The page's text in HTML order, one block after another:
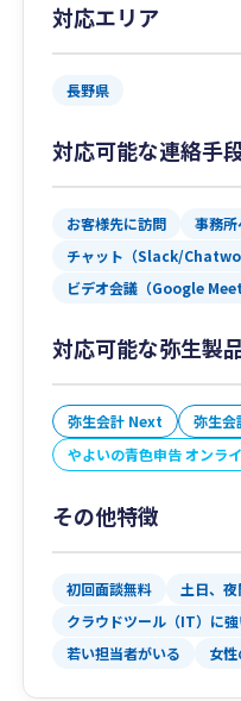
対応エリア
長野県
対応可能な連絡手
お客様先に訪問 事務
チャット（Slack/
ビデオ会議（Google
対応可能な弥生製
弥生会計 Next 弥生会
やよいの青色申告 オンラ
その他特徴
初回面談無料 土日、
クラウドツール（IT）に
若い担当者がいる
女